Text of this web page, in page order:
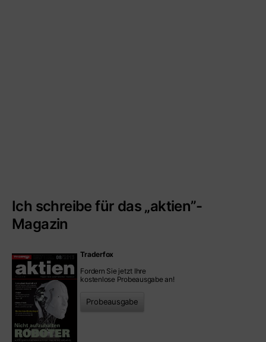
Ich schreibe für das „aktien”-
Magazin
Traderfox
Fordern Sie jetzt Ihre
kostenlose Probeausgabe an!
Probeausgabe